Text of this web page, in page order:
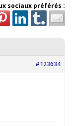
sociaux préférés :
#123634